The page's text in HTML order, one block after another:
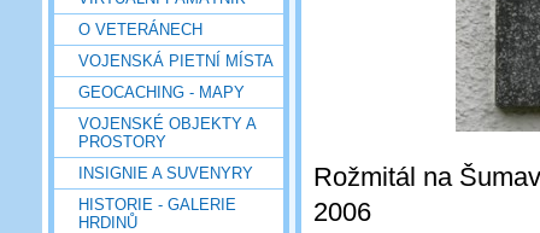
O VETERÁNECH
VOJENSKÁ PIETNÍ MÍSTA
GEOCACHING - MAPY
VOJENSKÉ OBJEKTY A
PROSTORY
INSIGNIE A SUVENYRY
HISTORIE - GALERIE
HRDINŮ
Rožmitál na
2006